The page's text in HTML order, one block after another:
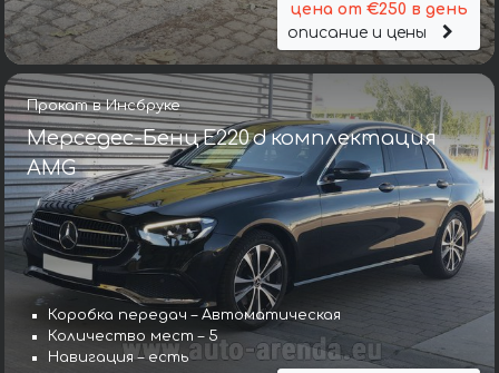
цена от €250 в день
описание и цены
Прокат в Инсбруке
Мерседес-Бенц E220 d комплектация
AMG
Коробка передач – Автоматическая
Количество мест – 5
Навигация – есть